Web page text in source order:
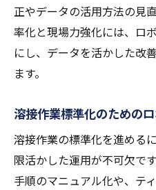
正やデータの活用方法の見
率化と現場力強化には、ロ
にし、データを活かした改
ます。
溶接作業標準化のための
溶接作業の標準化を進める
限活かした運用が不可欠で
手順のマニュアル化や、テ